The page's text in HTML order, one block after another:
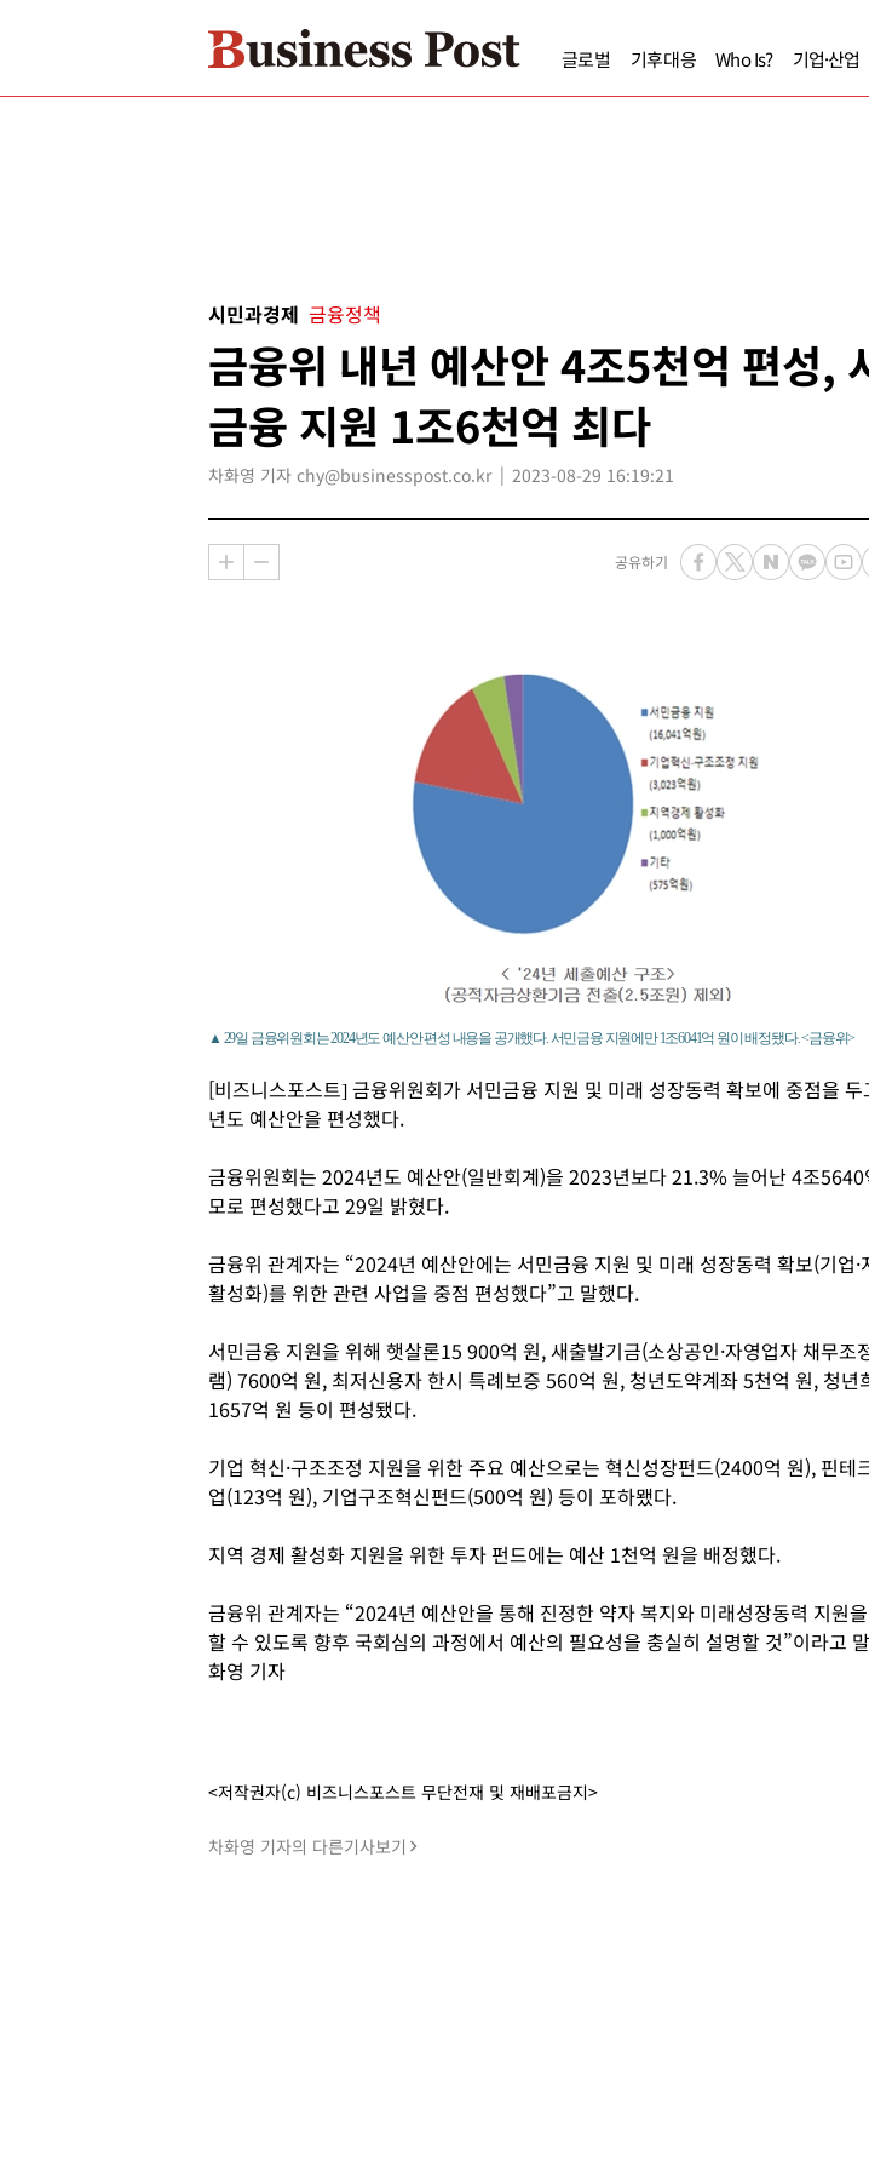
글로벌 기후대응 Who Is? 기업·산업
시민과경제 금융정책
금융위 내년 예산안 4조5천억 편성,
금융 지원 1조6천억 최다
차화영 기자 chy@businesspost.co.kr 2023-08-29 16:19:21
공유하기
▲ 29일 금융위원회는 2024년도 예산안 편성 내용을 공개했다. 서민금융 지원에만 1조6041억 원이 배정됐다. <금융위>
[비즈니스포스트] 금융위원회가 서민금융 지원 및 미래 성장동력 확보에 중점을
년도 예산안을 편성했다.
금융위원회는 2024년도 예산안(일반회계)을 2023년보다 21.3% 늘어난 4조5640
모로 편성했다고 29일 밝혔다.
금융위 관계자는 “2024년 예산안에는 서민금융 지원 및 미래 성장동력 확보(기업·
활성화)를 위한 관련 사업을 중점 편성했다”고 말했다.
서민금융 지원을 위해 햇살론15 900억 원, 새출발기금(소상공인·자영업자 채무조
램) 7600억 원, 최저신용자 한시 특례보증 560억 원, 청년도약계좌 5천억 원, 청년
1657억 원 등이 편성됐다.
기업 혁신·구조조정 지원을 위한 주요 예산으로는 혁신성장펀드(2400억 원), 핀테
업(123억 원), 기업구조혁신펀드(500억 원) 등이 포하뫴다.
지역 경제 활성화 지원을 위한 투자 펀드에는 예산 1천억 원을 배정했다.
금융위 관계자는 “2024년 예산안을 통해 진정한 약자 복지와 미래성장동력 지원
할 수 있도록 향후 국회심의 과정에서 예산의 필요성을 충실히 설명할 것”이라고
화영 기자
<저작권자(c) 비즈니스포스트 무단전재 및 재배포금지>
차화영 기자의 다른기사보기